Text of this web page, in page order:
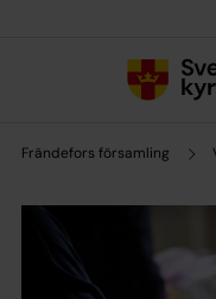
Frändefors församling